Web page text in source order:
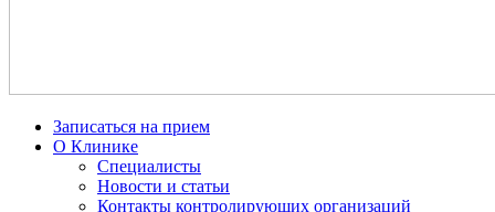
Записаться на прием
О Клинике
Специалисты
Новости и статьи
Контакты контролирующих организаций